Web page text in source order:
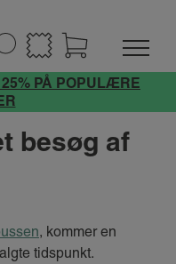
PÅ POPULÆRE
besøg af
, kommer en
tidspunkt.